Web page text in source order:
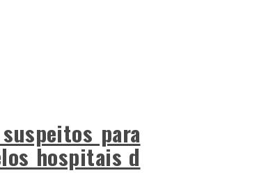
para
hospitais d